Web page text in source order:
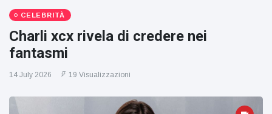
CELEBRITÀ
Charli xcx rivela di credere nei
fantasmi
14 July 2026 19 Visualizzazioni